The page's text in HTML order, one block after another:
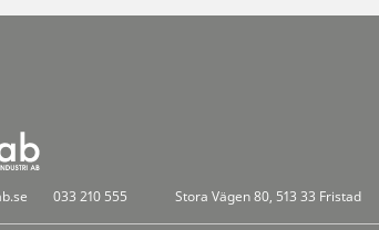
033 210 555 Stora Vägen 80, 513 33 Fristad